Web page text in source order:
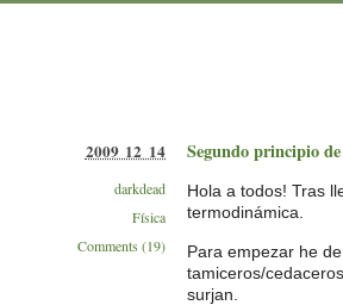
Segundo principio
Hola a todos! Tras
termodinámica.
Para empezar he
tamiceros/
surjan.
2009 12 14
darkdead
Física
Comments (19)